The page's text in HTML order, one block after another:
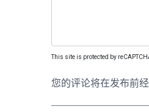
This site is protected by
您的评论将在发布前